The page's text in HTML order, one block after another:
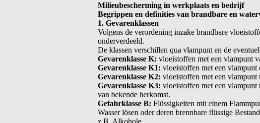
Milieubescherming in werkplaats en bedrijf
Begrippen en definities van brandbare en
1. Gevarenklassen
Volgens de verordening inzake brandbare
onderverdeeld.
De klassen verschillen qua vlampunt en de
Gevarenklasse K: vloeistoffen met een vlampunt
Gevarenklasse K1: vloeistoffen met een vlampunt
Gevarenklasse K2: vloeistoffen met een vlampunt
Gevarenklasse K3: vloeistoffen met een vlampunt
van bekende herkomst.
Gefahrklasse B: Flüssigkeiten mit einem
Wasser lösen oder deren brennbare flüssige
z.B. Alkohole.